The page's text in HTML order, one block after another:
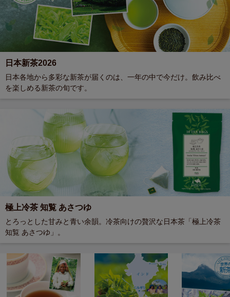
日本新茶2026
日本各地から多彩な新茶が届くのは、一年の中で今だけ。飲み比べ
を楽しめる新茶の旬です。
極上冷茶 知覧 あさつゆ
とろっとした甘みと青い余韻。冷茶向けの贅沢な日本茶「極上冷茶
知覧 あさつゆ」。